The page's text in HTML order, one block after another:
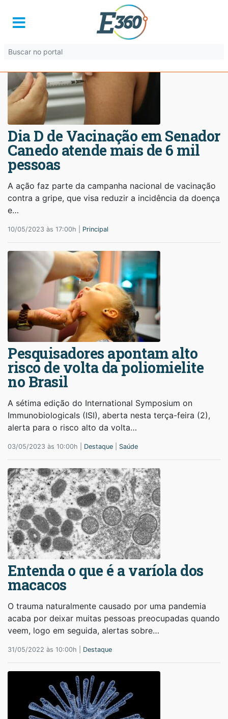
Dia D de Vacinação em Senador
Canedo atende mais de 6 mil
pessoas
A ação faz parte da campanha nacional de vacinação
contra a gripe, que visa reduzir a incidência da doença
e…
10/05/2023 às 17:00h | Principal
Pesquisadores apontam alto
risco de volta da poliomielite
no Brasil
A sétima edição do International Symposium on
Immunobiologicals (ISI), aberta nesta terça-feira (2),
alerta para o risco alto da volta…
03/05/2023 às 10:00h | Destaque Saúde
Entenda o que é a varíola dos
macacos
O trauma naturalmente causado por uma pandemia
acaba por deixar muitas pessoas preocupadas quando
veem, logo em seguida, alertas sobre…
31/05/2022 às 10:00h | Destaque